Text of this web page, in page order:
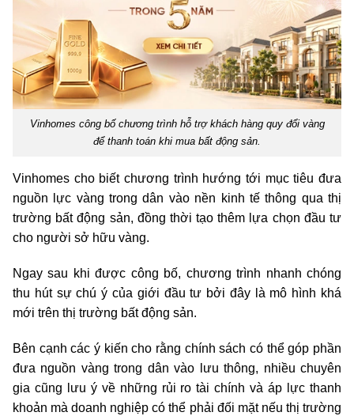
Vinhomes công bố chương trình hỗ trợ khách hàng quy đổi vàng
để thanh toán khi mua bất động sản.
Vinhomes cho biết chương trình hướng tới mục tiêu đưa
nguồn lực vàng trong dân vào nền kinh tế thông qua thị
trường bất động sản, đồng thời tạo thêm lựa chọn đầu tư
cho người sở hữu vàng.
Ngay sau khi được công bố, chương trình nhanh chóng
thu hút sự chú ý của giới đầu tư bởi đây là mô hình khá
mới trên thị trường bất động sản.
Bên cạnh các ý kiến cho rằng chính sách có thể góp phần
đưa nguồn vàng trong dân vào lưu thông, nhiều chuyên
gia cũng lưu ý về những rủi ro tài chính và áp lực thanh
khoản mà doanh nghiệp có thể phải đối mặt nếu thị trường